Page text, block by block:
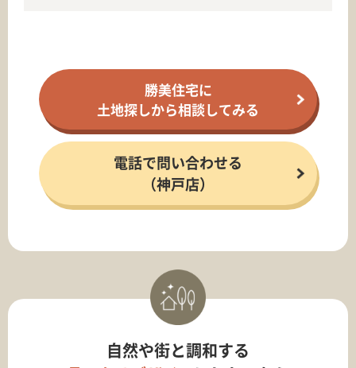
勝美住宅に
土地探しから相談してみる
電話で問い合わせる
（神戸店）
自然や街と調和する